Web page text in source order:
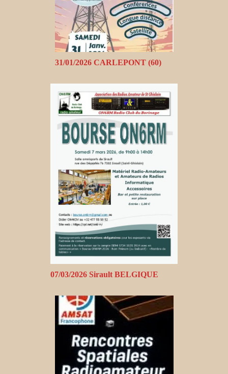
31/01/2026 CARLEPONT (60)
07/03/2026 Sirault BELGIQUE